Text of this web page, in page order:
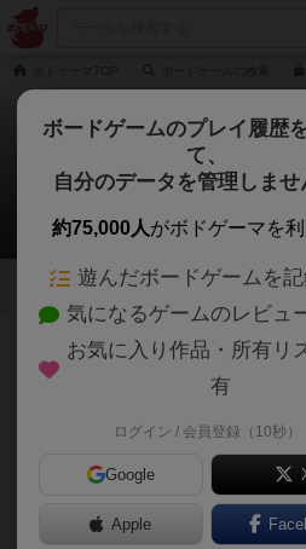
探ぱん / 探偵になってぱ
DAWYさんのレ
2 2 16
247名 0名 0 4年以上前
うちのボドゲ会では意外とリプ
追加ルールとして、パンツをセ
ボードゲームのプレイ履歴
て、
自分のデータを管理しませ
約75,000人がボドゲーマを利
遊んだボードゲームを
気になるゲームのレビュ
お気に入り作品・所有リ
有
ログイン / 会員登録（10秒）
Google
Apple